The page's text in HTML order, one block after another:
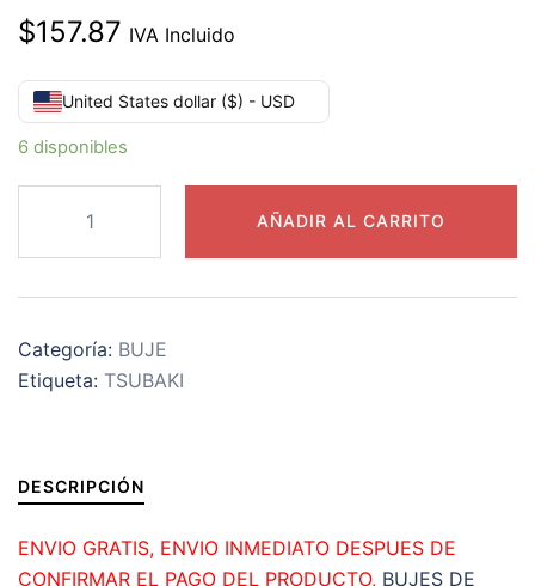
$157.87 IVA Incluido
United States dollar ($) - USD
6 disponibles
AS
POWER-
TSUBAKI
INTERIOR
EXTERIOR
D:
3.149”
LARGO
AÑADIR AL CARRITO
Categoría: BUJE
Etiqueta: TSUBAKI
DESCRIPCIÓN
ENVIO GRATIS, ENVIO INMEDIATO DESPUES DE
CONFIRMAR EL PAGO DEL PRODUCTO, BUJES DE